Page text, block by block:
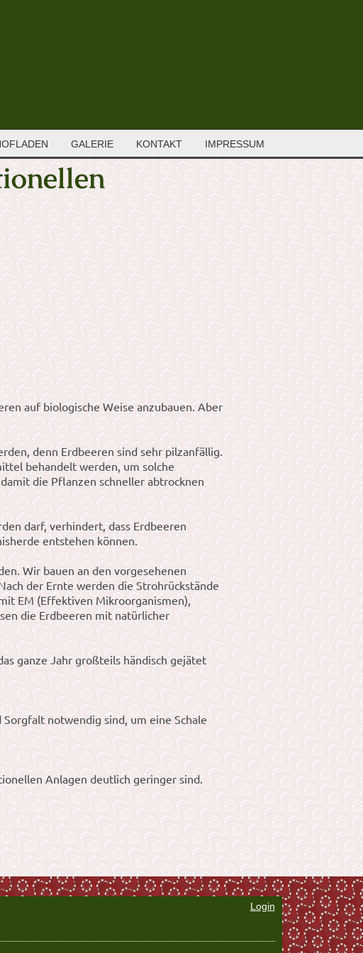
GALERIE KONTAKT IMPRESSUM
auf biologische Weise anzubauen. Aber
denn Erdbeeren sind sehr pilzanfällig.
behandelt werden, um solche
die Pflanzen schneller abtrocknen
darf, verhindert, dass Erdbeeren
entstehen können.
Wir bauen an den vorgesehenen
der Ernte werden die Strohrückstände
EM (Effektiven Mikroorganismen),
die Erdbeeren mit natürlicher
ganze Jahr großteils händisch gejätet
notwendig sind, um eine Schale
Anlagen deutlich geringer sind.
Login